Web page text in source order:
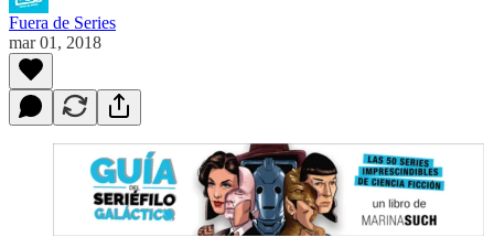
Fuera de Series
mar 01, 2018